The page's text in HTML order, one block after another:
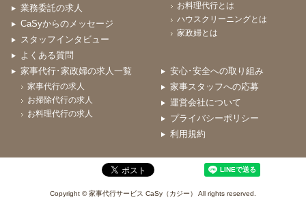
業務委託の求人
CaSyからのメッセージ
スタッフインタビュー
よくある質問
お料理代行とは
ハウスクリーニングとは
家政婦とは
家事代行･家政婦の求人一覧
家事代行の求人
お掃除代行の求人
お料理代行の求人
安心･安全への取り組み
家事スタッフへの応募
運営会社について
プライバシーポリシー
利用規約
Copyright © 家事代行サービス CaSy（カジー） All rights reserved.